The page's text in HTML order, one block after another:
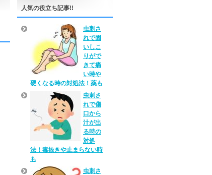
人気の役立ち記事!!
虫刺さ
れで固
いしこ
りがで
きて痛
い時や
硬くなる時の対処法！薬も
虫刺さ
れで傷
口から
汁が出
る時の
対処
法！毒抜きや止まらない時
も
虫刺さ